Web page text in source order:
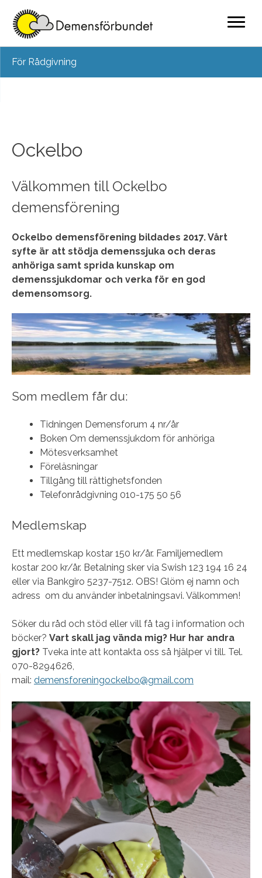
content
För Rådgivning
Ockelbo
Välkommen till Ockelbo
demensförening
Ockelbo demensförening bildades 2017. Vårt
syfte är att stödja demenssjuka och deras
anhöriga samt sprida kunskap om
demenssjukdomar och verka för en god
demensomsorg.
Som medlem får du:
Tidningen Demensforum 4 nr/år
Boken Om demenssjukdom för anhöriga
Mötesverksamhet
Föreläsningar
Tillgång till rättighetsfonden
Telefonrådgivning 010-175 50 56
Medlemskap
Ett medlemskap kostar 150 kr/år. Familjemedlem
kostar 200 kr/år. Betalning sker via Swish 123 194 16 24
eller via Bankgiro 5237-7512. OBS! Glöm ej namn och
adress om du använder inbetalningsavi. Välkommen!
Söker du råd och stöd eller vill få tag i information och
böcker? Vart skall jag vända mig? Hur har andra
gjort? Tveka inte att kontakta oss så hjälper vi till. Tel.
070-8294626,
mail: demensforeningockelbo@gmail.com